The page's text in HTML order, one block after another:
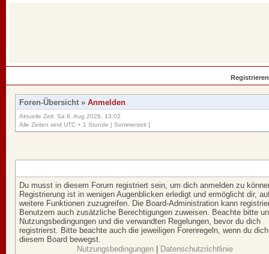
Registrieren
Foren-Übersicht » Anmelden
Aktuelle Zeit: Sa 8. Aug 2026, 13:02
Alle Zeiten sind UTC + 1 Stunde [ Sommerzeit ]
Du musst in diesem Forum registriert sein, um dich anmelden zu
Registrierung ist in wenigen Augenblicken erledigt und ermöglicht dir,
weitere Funktionen zuzugreifen. Die Board-Administration kann
Benutzern auch zusätzliche Berechtigungen zuweisen. Beachte bitte
Nutzungsbedingungen und die verwandten Regelungen, bevor du dich
registrierst. Bitte beachte auch die jeweiligen Forenregeln, wenn du
diesem Board bewegst.
Nutzungsbedingungen
Datenschutzrichtlinie